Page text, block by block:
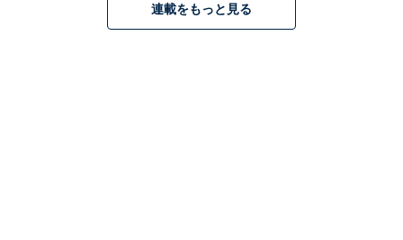
グレードにより異なるものの、約100kg増となるロード
連載をもっと見る